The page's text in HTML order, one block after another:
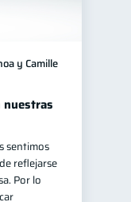
y Camille
nuestras
sentimos
reflejarse
Por lo